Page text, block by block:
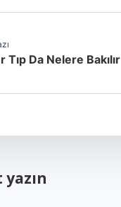
Tıp Da Nelere Bakılır
yazın